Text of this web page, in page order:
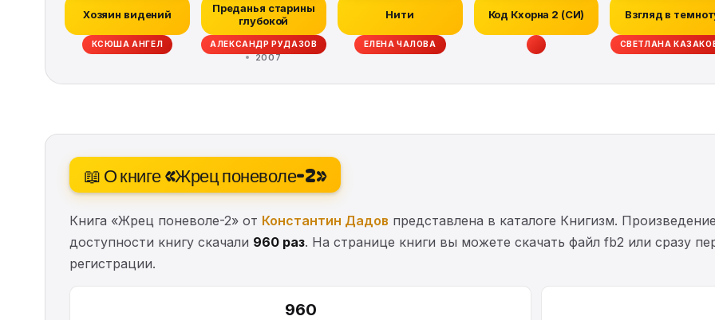
Хозяин видений
КСЮША АНГЕЛ
Преданья старины
глубокой
АЛЕКСАНДР РУДАЗОВ
2007
Нити
ЕЛЕНА ЧАЛОВА
Код Кхорна 2 (СИ) Взгляд в
СВЕТЛАНА
📖 О книге «Жрец поневоле-2»
Книга «Жрец поневоле-2» от Константин Дадов представлена в каталоге Книгизм.
доступности книгу скачали 960 раз. На странице книги вы можете скачать файл fb2 или сразу
регистрации.
960